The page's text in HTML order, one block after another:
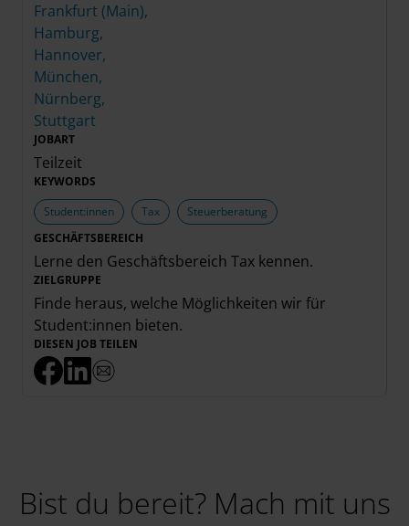
Frankfurt (Main),
Hamburg,
Hannover,
München,
Nürnberg,
Stuttgart
JOBART
Teilzeit
KEYWORDS
Student:innen
Tax
Steuerberatung
GESCHÄFTSBEREICH
Lerne den Geschäftsbereich Tax kennen.
ZIELGRUPPE
Finde heraus, welche Möglichkeiten wir für
Student:innen bieten.
DIESEN JOB TEILEN
Bist du bereit? Mach mit uns